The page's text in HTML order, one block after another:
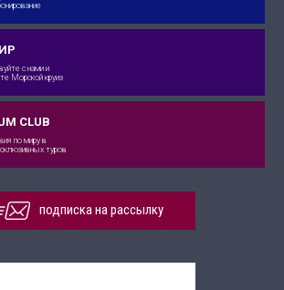
с нами и
Морской круиз
CLUB
по миру в
туров
подписка на рассылку